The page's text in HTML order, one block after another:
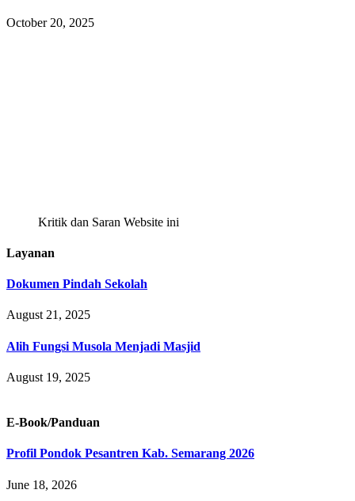
October 20, 2025
Kritik dan Saran Website ini
Layanan
Dokumen Pindah Sekolah
August 21, 2025
Alih Fungsi Musola Menjadi Masjid
August 19, 2025
E-Book/Panduan
Profil Pondok Pesantren Kab. Semarang 2026
June 18, 2026